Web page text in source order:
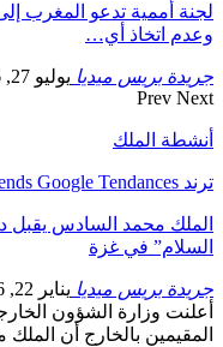
لجنة أممية تدعو المغرب
وعدم اتخاذ أي…
جريدة بريس ميديا يوليو 27, 2026
Prev Next
أنشطة الملك
ترند Trends Google Tendances
الملك محمد السادس يقبل
السلام” في غزة
جريدة بريس ميديا يناير 22, 2026
أعلنت وزارة الشؤون
المقيمين بالخارج أن